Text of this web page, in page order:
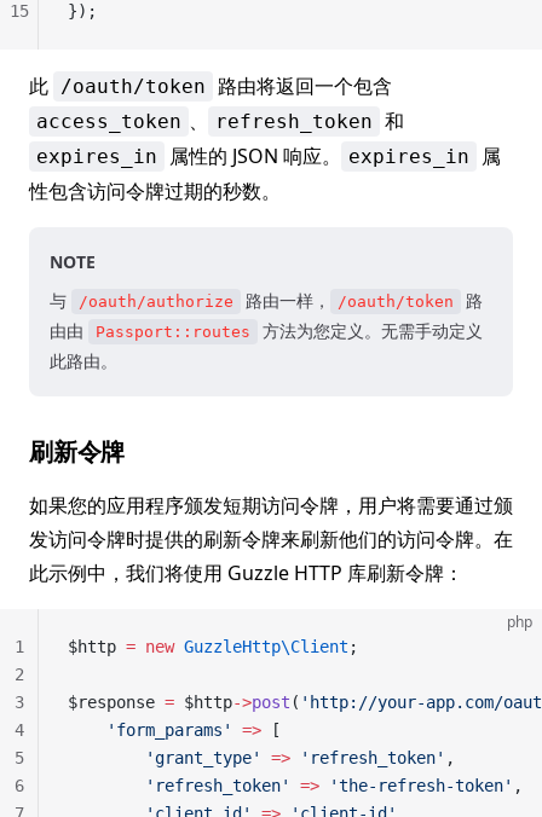
});
15
此 /oauth/token 路由将返回一个包含
access_token 、 refresh_token 和
expires_in 属性的 JSON 响应。 expires_in
属
性包含访问令牌过期的秒数。
NOTE
与
/oauth/authorize 路由一样， /oauth/token
路
由由
Passport::routes
方法为您定义。无需手动定义
此路由。
刷新令牌
如果您的应用程序颁发短期访问令牌，用户将需要通过颁
发访问令牌时提供的刷新令牌来刷新他们的访问令牌。在
此示例中，我们将使用 Guzzle HTTP 库刷新令牌：
php
$http = new GuzzleHttp\Client ;
$response = $http->post ( 'http://your-app.com/
    'form_params'
=> [
        'grant_type'
=> 'refresh_token' ,
        'refresh_token'
=> 'the-refresh-token' ,
1
2
3
4
5
6